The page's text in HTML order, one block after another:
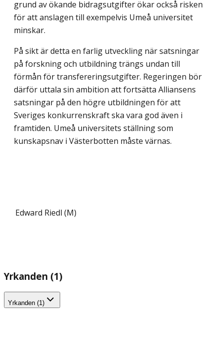
grund av ökande bidragsutgifter ökar också risken
för att anslagen till exempelvis Umeå universitet
minskar.
På sikt är detta en farlig utveckling när satsningar
på forskning och utbildning trängs undan till
förmån för transfereringsutgifter. Regeringen bör
därför uttala sin ambition att fortsätta Alliansens
satsningar på den högre utbildningen för att
Sveriges konkurrenskraft ska vara god även i
framtiden. Umeå universitets ställning som
kunskapsnav i Västerbotten måste värnas.
Edward Riedl (M)
Yrkanden (1)
Yrkanden (1)